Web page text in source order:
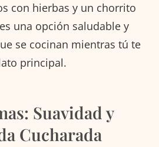
con hierbas y un chorrito
una opción saludable y
se cocinan mientras tú te
principal.
Suavidad y
Cucharada